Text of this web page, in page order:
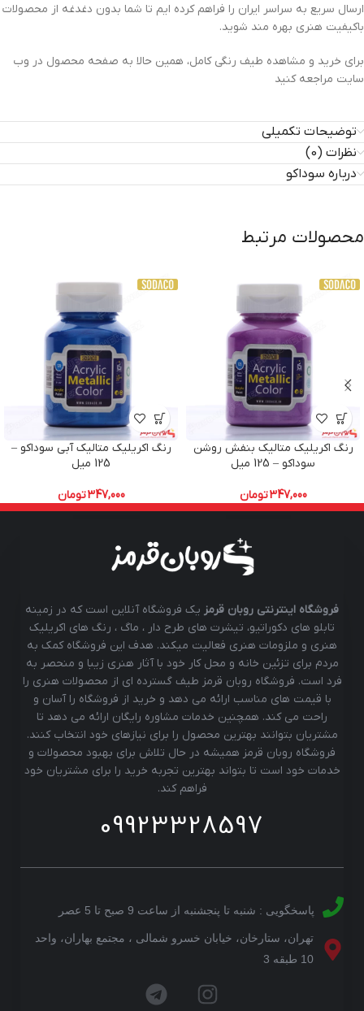
ارسال سریع به سراسر ایران را فراهم کرده ایم تا شما بدون دغدغه از محصولات
باکیفیت هنری بهره مند شوید.
برای خرید و مشاهده طیف رنگی کامل، همین حالا به صفحه محصول در وب
سایت مراجعه کنید
توضیحات تکمیلی
نظرات (0)
درباره سوداکو
محصولات مرتبط
رنگ اکریلیک متالیک بنفش روشن
سوداکو – 125 میل
347,000تومان
رنگ اکریلیک متالیک آبی سوداکو –
125 میل
347,000تومان
فروشگاه اینترنتی روبان قرمز یک فروشگاه آنلاین است که در زمینه
تابلو های دکوراتیو، تیشرت های طرح دار ، ماگ ، رنگ های اکریلیک
هنری و ملزومات هنری فعالیت میکند. هدف این فروشگاه کمک به
مردم برای تزئین خانه و محل کار خود با آثار هنری زیبا و منحصر به
فرد است. فروشگاه روبان قرمز طیف گسترده ای از محصولات هنری را
با قیمت های مناسب ارائه می دهد و خرید از فروشگاه را آسان و
راحت می کند. همچنین خدمات مشاوره رایگان ارائه می دهد تا
مشتریان بتوانند بهترین محصول را برای نیازهای خود انتخاب کنند.
فروشگاه روبان قرمز همیشه در حال تلاش برای بهبود محصولات و
خدمات خود است تا بتواند بهترین تجربه خرید را برای مشتریان خود
فراهم کند.
09923328597
پاسخگویی : شنبه تا پنجشنبه از ساعت 9 صبح تا 5 عصر
تهران، ستارخان، خیابان خسرو شمالی ، مجتمع بهاران، واحد
10 طبقه 3